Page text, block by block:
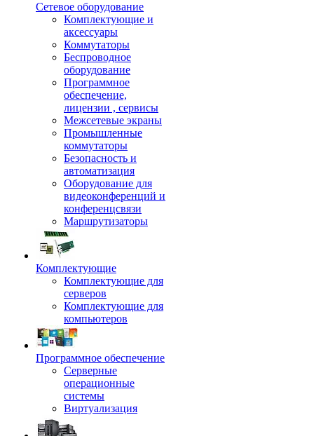
Сетевое оборудование
Комплектующие и
аксессуары
Коммутаторы
Беспроводное
оборудование
Программное
обеспечение,
лицензии , сервисы
Межсетевые экраны
Промышленные
коммутаторы
Безопасность и
автоматизация
Оборудование для
видеоконференций и
конференцсвязи
Маршрутизаторы
Комплектующие
Комплектующие для
серверов
Комплектующие для
компьютеров
Программное обеспечение
Серверные
операционные
системы
Виртуализация